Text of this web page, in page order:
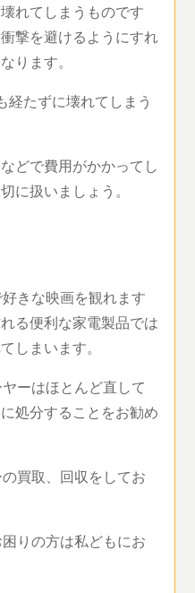
れてしまうものです
撃を避けるようにすれ
ります。
経たずに壊れてしまう
どで費用がかかってし
に扱いましょう。
きな映画を観れます
る便利な家電製品では
しまいます。
ーはほとんど直して
処分することをお勧め
買取、回収をしてお
りの方は私どもにお